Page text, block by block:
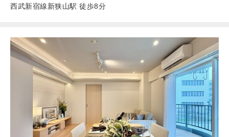
西武新宿線新狭山駅 徒歩8分